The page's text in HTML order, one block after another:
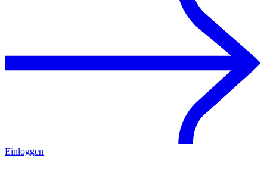
Einloggen